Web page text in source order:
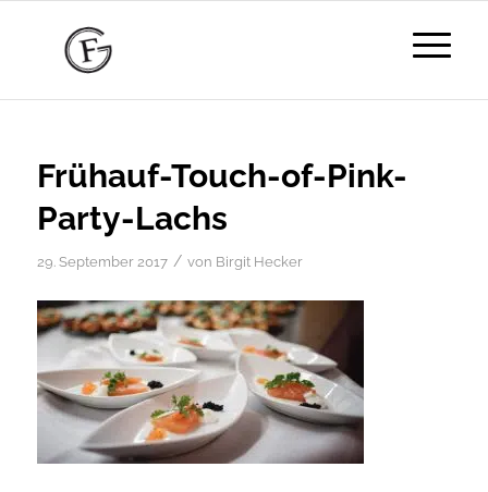
Frühauf-Touch-of-Pink-
Party-Lachs
29. September 2017 / von Birgit Hecker